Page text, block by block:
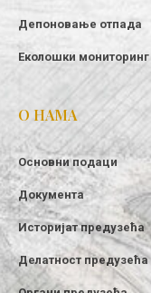
Депоновање отпада
Еколошки мониторинг
О НАМА
Основни подаци
Документа
Историјат предузећа
Делатност предузећа